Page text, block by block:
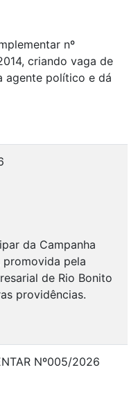
nº
criando vaga de
agente político e dá
da Campanha
promovida pela
de Rio Bonito
providências.
Nº005/2026